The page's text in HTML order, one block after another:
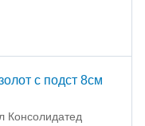
с подст 8см
Консолидатед